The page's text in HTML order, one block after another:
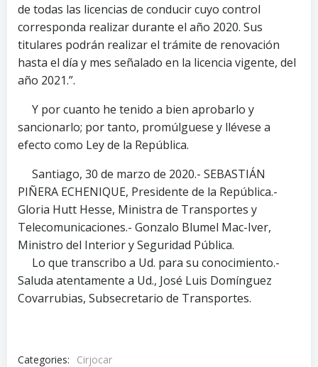
de todas las licencias de conducir cuyo control
corresponda realizar durante el año 2020. Sus
titulares podrán realizar el trámite de renovación
hasta el día y mes señalado en la licencia vigente, del
año 2021.”.
Y por cuanto he tenido a bien aprobarlo y
sancionarlo; por tanto, promúlguese y llévese a
efecto como Ley de la República.
Santiago, 30 de marzo de 2020.- SEBASTIÁN
PIÑERA ECHENIQUE, Presidente de la República.-
Gloria Hutt Hesse, Ministra de Transportes y
Telecomunicaciones.- Gonzalo Blumel Mac-Iver,
Ministro del Interior y Seguridad Pública.
Lo que transcribo a Ud. para su conocimiento.-
Saluda atentamente a Ud., José Luis Domínguez
Covarrubias, Subsecretario de Transportes.
Categories:
Cirjocar